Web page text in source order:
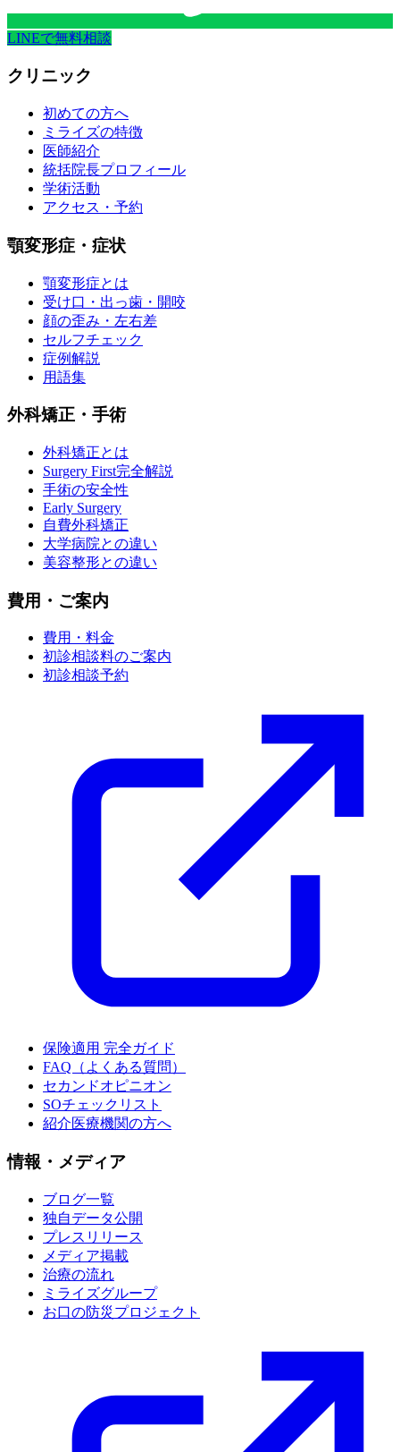
LINEで無料相談
クリニック
初めての方へ
ミライズの特徴
医師紹介
統括院長プロフィール
学術活動
アクセス・予約
顎変形症・症状
顎変形症とは
受け口・出っ歯・開咬
顔の歪み・左右差
セルフチェック
症例解説
用語集
外科矯正・手術
外科矯正とは
Surgery First完全解説
手術の安全性
Early Surgery
自費外科矯正
大学病院との違い
美容整形との違い
費用・ご案内
費用・料金
初診相談料のご案内
初診相談予約
保険適用 完全ガイド
FAQ（よくある質問）
セカンドオピニオン
SOチェックリスト
紹介医療機関の方へ
情報・メディア
ブログ一覧
独自データ公開
プレスリリース
メディア掲載
治療の流れ
ミライズグループ
お口の防災プロジェクト